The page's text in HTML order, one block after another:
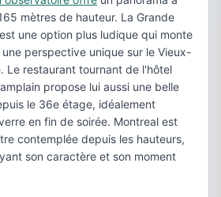
mètres de hauteur. La Grande
une option plus ludique qui monte
perspective unique sur le Vieux-
Le restaurant tournant de l'hôtel
propose lui aussi une belle
le 36e étage, idéalement
en fin de soirée. Montreal est
contemplée depuis les hauteurs,
son caractère et son moment